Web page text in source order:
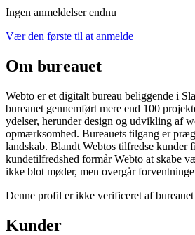
Ingen anmeldelser endnu
Vær den første til at anmelde
Om bureauet
Webto er et digitalt bureau beliggende i
bureauet gennemført mere end 100
ydelser, herunder design og udvikling af
opmærksomhed. Bureauets tilgang er
landskab. Blandt Webtos tilfredse kunder
kundetilfredshed formår Webto at skabe
ikke blot møder, men overgår
Denne profil er ikke verificeret af bureauet
Kunder